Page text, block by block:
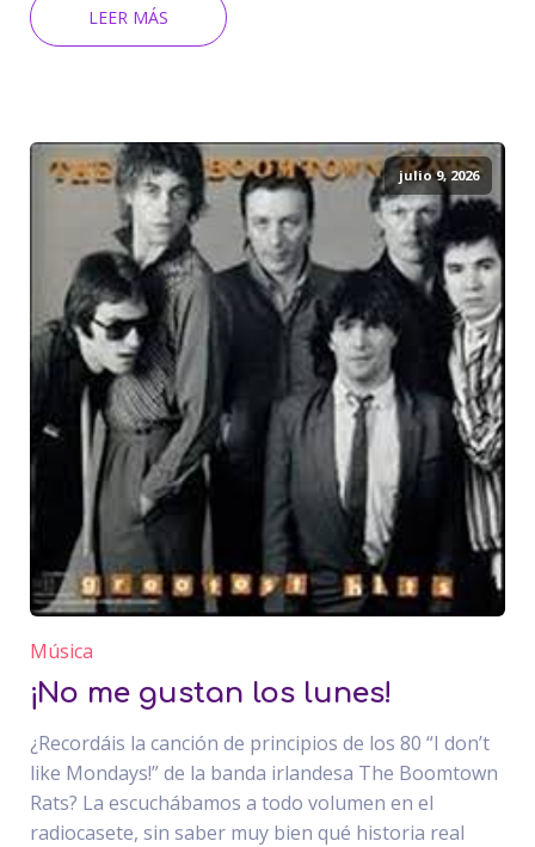
LEER MÁS
julio 9, 2026
Música
¡No me gustan los lunes!
¿Recordáis la canción de principios de los 80 “I don’t
like Mondays!” de la banda irlandesa The Boomtown
Rats? La escuchábamos a todo volumen en el
radiocasete, sin saber muy bien qué historia real